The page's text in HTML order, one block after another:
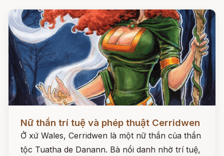
Nữ thần trí tuệ và phép thuật Cerridwen
Ở xứ Wales, Cerridwen là một nữ thần của thần
tộc Tuatha de Danann. Bà nổi danh nhờ trí tuệ,